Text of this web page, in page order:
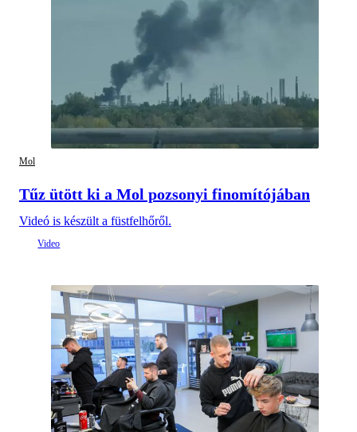
Mol
Tűz ütött ki a Mol pozsonyi finomítójában
Videó is készült a füstfelhőről.